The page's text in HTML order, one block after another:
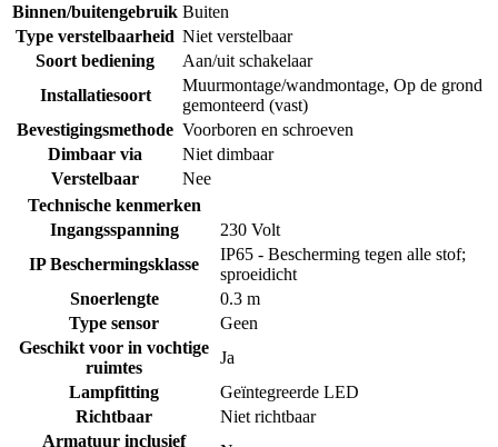
Binnen/buitengebruik Buiten
Type verstelbaarheid Niet verstelbaar
Soort bediening
Aan/uit schakelaar
Installatiesoort
Muurmontage/wandmontage, Op de grond
gemonteerd (vast)
Bevestigingsmethode Voorboren en schroeven
Dimbaar via
Niet dimbaar
Verstelbaar
Nee
Technische kenmerken
Ingangsspanning
230 Volt
IP Beschermingsklasse
IP65 - Bescherming tegen alle stof;
sproeidicht
Snoerlengte
0.3 m
Type sensor
Geen
Geschikt voor in vochtige
ruimtes
Ja
Lampfitting
Geïntegreerde LED
Richtbaar
Niet richtbaar
Armatuur inclusief